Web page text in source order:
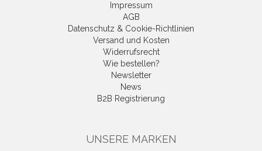
Impressum
AGB
Datenschutz & Cookie-Richtlinien
Versand und Kosten
Widerrufsrecht
Wie bestellen?
Newsletter
News
B2B Registrierung
UNSERE MARKEN